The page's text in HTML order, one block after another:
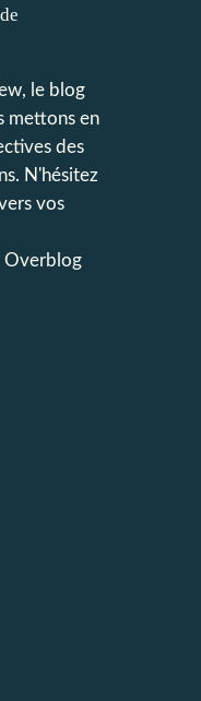
le blog
mettons en
des
N'hésitez
vos
Overblog